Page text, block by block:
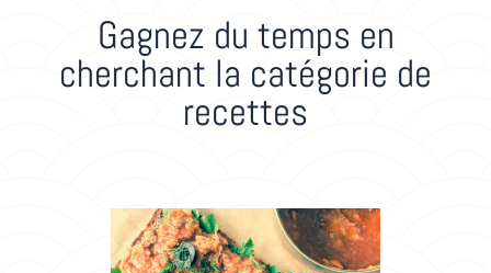
Gagnez du temps en
cherchant la catégorie de
recettes